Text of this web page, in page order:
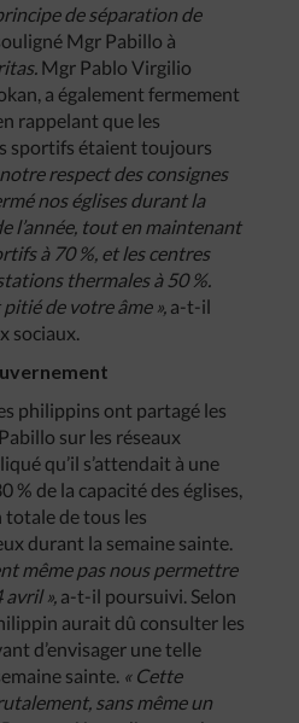
de séparation de
Mgr Pabillo à
Mgr Pablo Virgilio
a également fermement
rappelant que les
sportifs étaient toujours
respect des consignes
nos églises durant la
l’année, tout en maintenant
à 70 %, et les centres
thermales à 50 %.
de votre âme », a-t-il
sociaux.
philippins ont partagé les
sur les réseaux
qu’il s’attendait à une
% de la capacité des églises,
de tous les
durant la semaine sainte.
même pas nous permettre
», a-t-il poursuivi. Selon
aurait dû consulter les
d’envisager une telle
sainte. « Cette
sans même un